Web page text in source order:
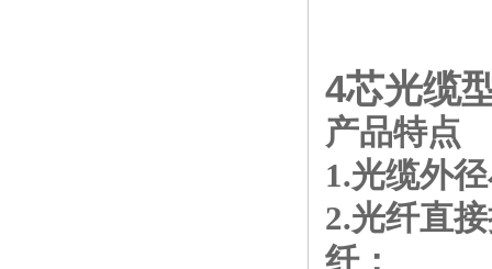
4芯光缆
产品特点
1.光缆外
2.光纤直
纤；